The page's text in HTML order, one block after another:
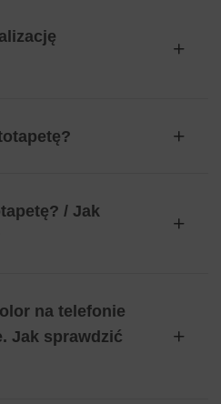
/ Jak
na telefonie
Jak sprawdzić